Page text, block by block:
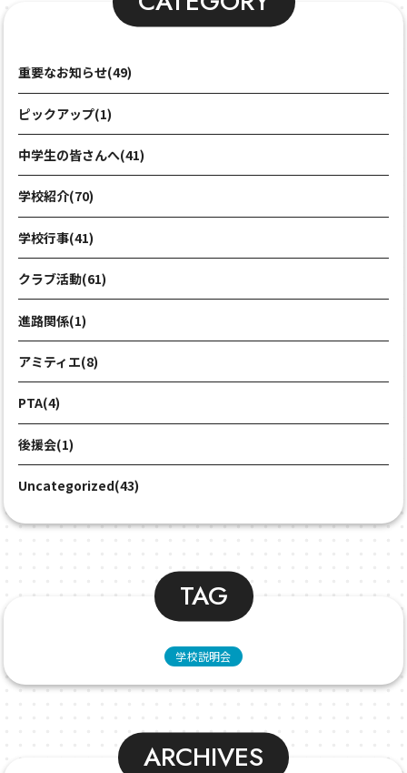
重要なお知らせ(49)
ピックアップ(1)
中学生の皆さんへ(41)
学校紹介(70)
学校行事(41)
クラブ活動(61)
進路関係(1)
アミティエ(8)
PTA(4)
後援会(1)
Uncategorized(43)
TAG
学校説明会
ARCHIVES